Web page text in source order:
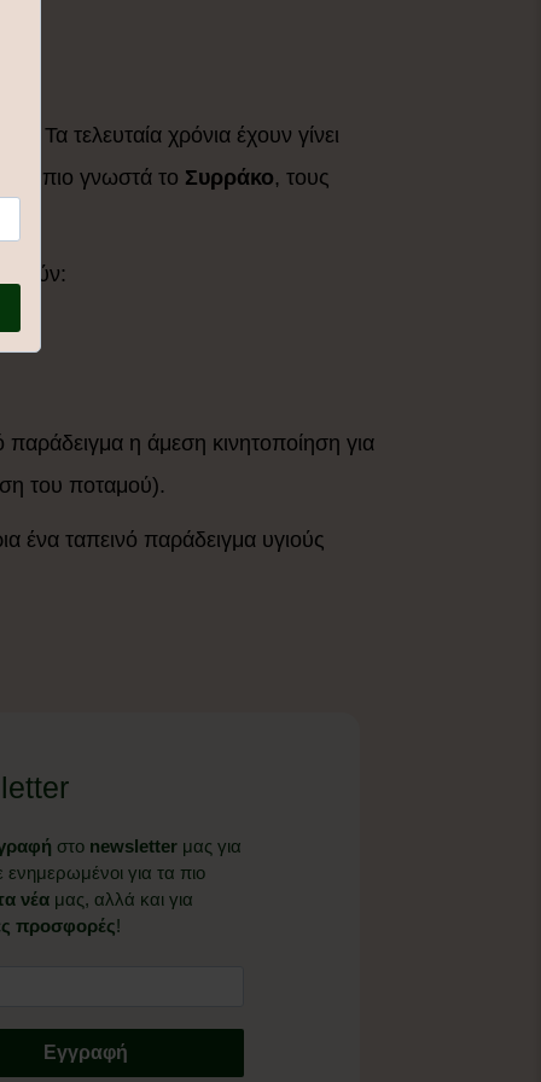
. Τα τελευταία χρόνια έχουν γίνει
με πιο γνωστά το Συρράκο, τους
παράδειγμα η άμεση κινητοποίηση για
του ποταμού).
ένα ταπεινό παράδειγμα υγιούς
στο newsletter μας για
ενημερωμένοι για τα πιο
νέα μας, αλλά και για
προσφορές!
Εγγραφή